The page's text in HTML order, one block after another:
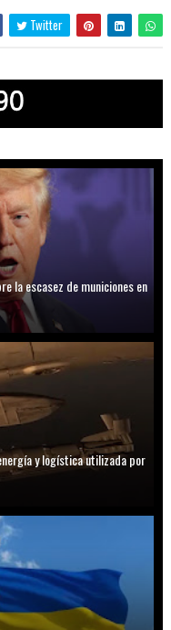
Twitter
la escasez de municiones en
y logística utilizada por